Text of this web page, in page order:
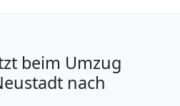
beim Umzug
nach